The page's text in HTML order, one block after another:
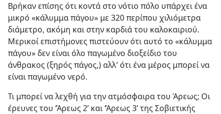
Βρήκαν επίσης ότι κοντά στο νότιο πόλο υπάρχει ένα
μικρό «κάλυμμα πάγου» με 320 περίπου χιλιόμετρα
διάμετρο, ακόμη και στην καρδιά του καλοκαιριού.
Μερικοί επιστήμονες πιστεύουν ότι αυτό το «κάλυμμα
πάγου» δεν είναι όλο παγωμένο διοξείδιο του
άνθρακος (ξηρός πάγος,) αλλ’ ότι ένα μέρος μπορεί να
είναι παγωμένο νερό.
Τι μπορεί να λεχθή για την ατμόσφαιρα του Άρεως; Οι
έρευνες του ‘Άρεως 2’ και ‘Άρεως 3’ της Σοβιετικής